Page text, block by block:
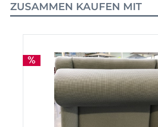
ZUSAMMEN KAUFEN MIT